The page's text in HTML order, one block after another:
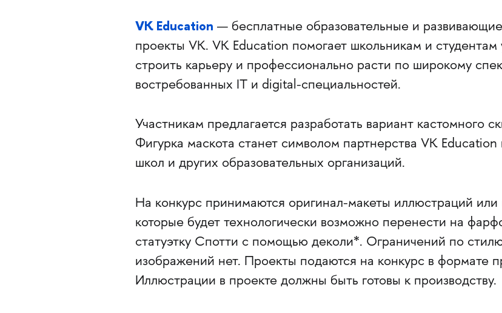
VK Education — бесплатные образовательные и развивающие
проекты VK. VK Education помогает школьникам и студентам
строить карьеру и профессионально расти по широкому
востребованных IT и digital-специальностей.
Участникам предлагается разработать вариант кастомного
Фигурка маскота станет символом партнерства VK Education
школ и других образовательных организаций.
На конкурс принимаются оригинал-макеты иллюстраций или
которые будет технологически возможно перенести на
статуэтку Спотти с помощью деколи*. Ограничений по
изображений нет. Проекты подаются на конкурс в формате
Иллюстрации в проекте должны быть готовы к производству.